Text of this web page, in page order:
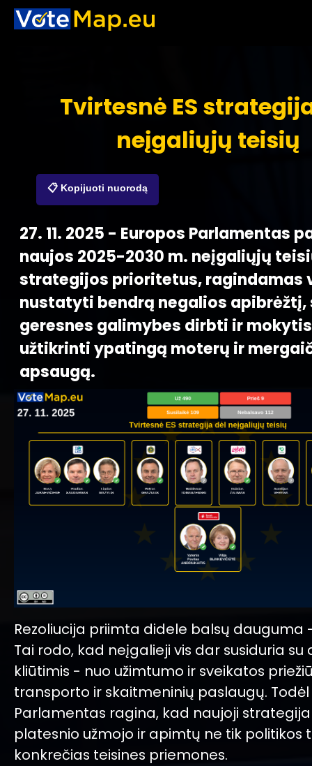
Tvirtesnė ES
neįgaliųjų teisių
📋 Kopijuoti nuorodą
27. 11. 2025 - Europos Parlamentas
naujos 2025-2030 m. neįgaliųjų
strategijos prioritetus, ragindamas
nustatyti bendrą negalios
geresnes galimybes dirbti ir
užtikrinti ypatingą moterų ir
apsaugą.
Rezoliucija priimta didele balsų dauguma
Tai rodo, kad neįgalieji vis dar susiduria su
kliūtimis - nuo užimtumo ir sveikatos
transporto ir skaitmeninių paslaugų. Todėl
Parlamentas ragina, kad naujoji
platesnio užmojo ir apimtų ne tik politikos
konkrečias teisines priemones.